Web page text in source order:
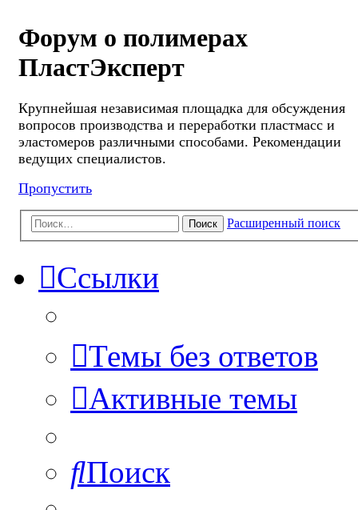
Форум о полимерах
ПластЭксперт
Крупнейшая независимая площадка для обсуждения
вопросов производства и переработки пластмасс и
эластомеров различными способами. Рекомендации
ведущих специалистов.
Пропустить
Поиск Расширенный поиск
Ссылки
Темы без ответов
Активные темы
Поиск